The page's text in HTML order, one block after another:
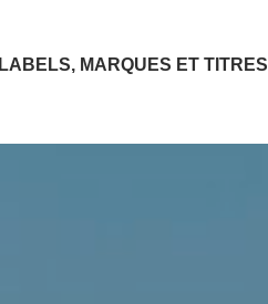
LABELS, MARQUES ET TITRES